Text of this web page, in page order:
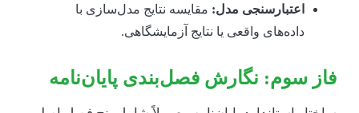
اعتبارسنجی مدل: مقایسه نتایج مدل‌سازی با
داده‌های واقعی یا نتایج آزمایشگاهی.
سوم: نگارش فصل‌بندی پایان‌نامه